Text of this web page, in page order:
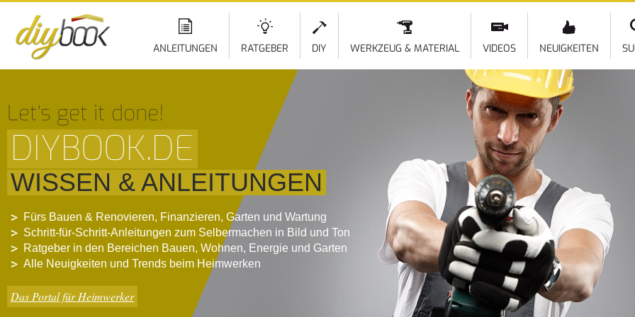
ANLEITUNGEN RATGEBER DIY WERKZEUG & MATERIAL VIDEOS NEUIGKEITEN
Let‘s get it done!
DIYBOOK.DE
WISSEN & ANLEITUNGEN
Fürs Bauen & Renovieren, Finanzieren, Garten und Wartung
Schritt-für-Schritt-Anleitungen zum Selbermachen in Bild und Ton
Ratgeber in den Bereichen Bauen, Wohnen, Energie und Garten
Alle Neuigkeiten und Trends beim Heimwerken
Das Portal für Heimwerker